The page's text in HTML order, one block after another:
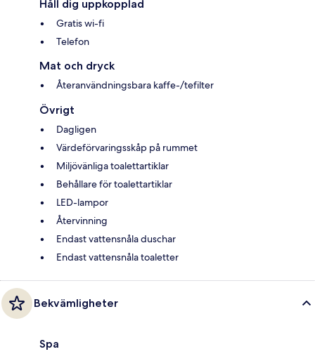
Håll dig uppkopplad
Gratis wi-fi
Telefon
Mat och dryck
Återanvändningsbara kaffe-/tefilter
Övrigt
Dagligen
Värdeförvaringsskåp på rummet
Miljövänliga toalettartiklar
Behållare för toalettartiklar
LED-lampor
Återvinning
Endast vattensnåla duschar
Endast vattensnåla toaletter
Bekvämligheter
Spa